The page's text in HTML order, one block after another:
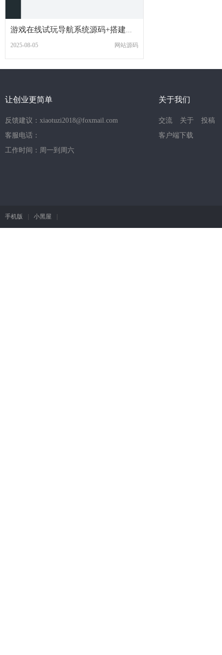
2025-08-05 网站源码
让创业更简单
反馈建议：xiaotuzi2018@foxmail.com
客服电话：
工作时间：周一到周六
关于我们
交流 关于
投稿
客户端下载
手机版 | 小黑屋 |